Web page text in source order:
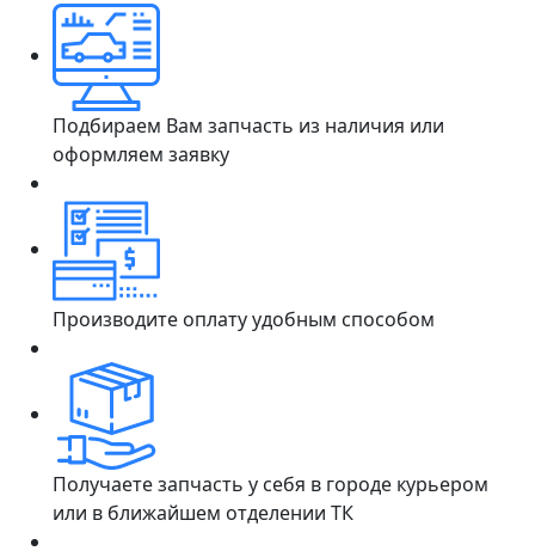
Подбираем Вам запчасть из наличия или
оформляем заявку
Производите оплату удобным способом
Получаете запчасть у себя в городе курьером
или в ближайшем отделении ТК